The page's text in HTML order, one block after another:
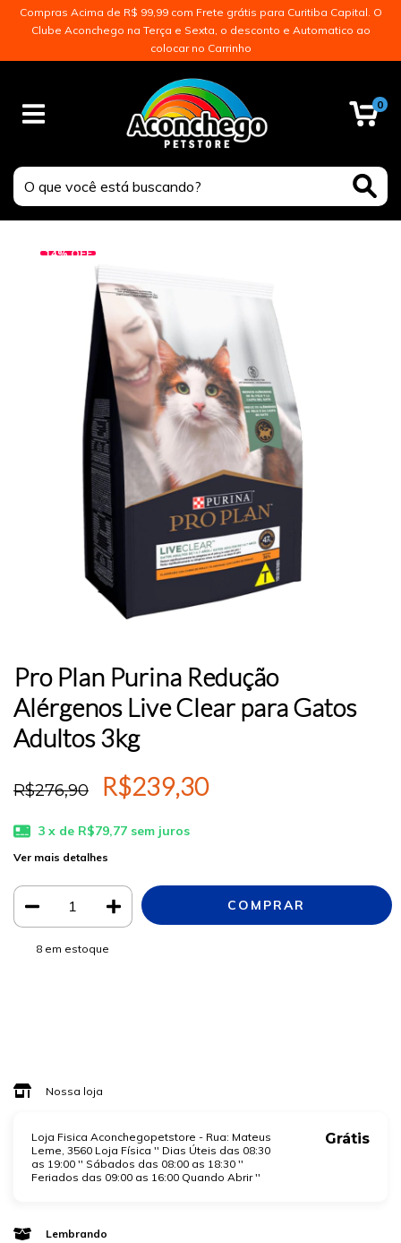
Compras Acima de R$ 99,99 com Frete grátis para Curitiba Capital. O
Clube Aconchego na Terça e Sexta, o desconto e Automatico ao
colocar no Carrinho
0
14%OFF
Pro Plan Purina Redução
Alérgenos Live Clear para Gatos
Adultos 3kg
R$276,90 R$239,30
3 x de R$79,77 sem juros
Ver mais detalhes
8 em estoque
Nossa loja
Loja Fisica Aconchegopetstore - Rua: Mateus
Leme, 3560 Loja Física '' Dias Úteis das 08:30
as 19:00 '' Sábados das 08:00 as 18:30 ''
Feriados das 09:00 as 16:00 Quando Abrir ''
Grátis
Lembrando